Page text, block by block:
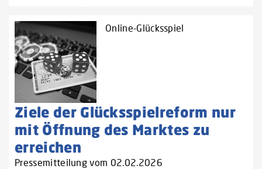
Online-Glücksspiel
Ziele der Glücksspielreform nur
mit Öffnung des Marktes zu
erreichen
Pressemitteilung vom 02.02.2026